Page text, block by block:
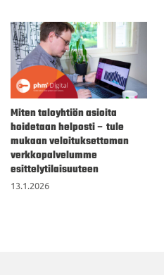
Miten taloyhtiön asioita
hoidetaan helposti – tule
mukaan veloituksettoman
verkkopalvelumme
esittelytilaisuuteen
13.1.2026